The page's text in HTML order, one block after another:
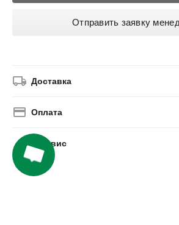
Отправить заявку
Доставка
Оплата
Сервис